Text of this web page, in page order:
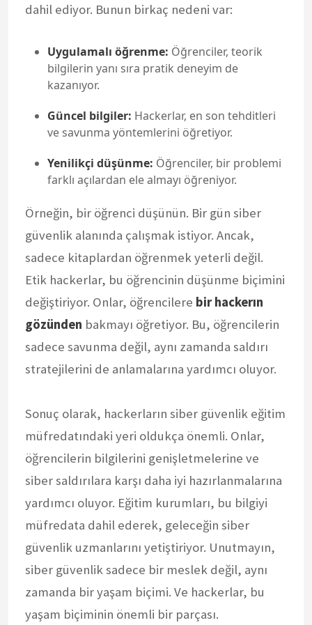
dahil ediyor. Bunun birkaç nedeni var:
Uygulamalı öğrenme: Öğrenciler, teorik
bilgilerin yanı sıra pratik deneyim de
kazanıyor.
Güncel bilgiler: Hackerlar, en son tehditleri
ve savunma yöntemlerini öğretiyor.
Yenilikçi düşünme: Öğrenciler, bir problemi
farklı açılardan ele almayı öğreniyor.
Örneğin, bir öğrenci düşünün. Bir gün siber
güvenlik alanında çalışmak istiyor. Ancak,
sadece kitaplardan öğrenmek yeterli değil.
Etik hackerlar, bu öğrencinin düşünme biçimini
değiştiriyor. Onlar, öğrencilere bir hackerın
gözünden bakmayı öğretiyor. Bu, öğrencilerin
sadece savunma değil, aynı zamanda saldırı
stratejilerini de anlamalarına yardımcı oluyor.
Sonuç olarak, hackerların siber güvenlik eğitim
müfredatındaki yeri oldukça önemli. Onlar,
öğrencilerin bilgilerini genişletmelerine ve
siber saldırılara karşı daha iyi hazırlanmalarına
yardımcı oluyor. Eğitim kurumları, bu bilgiyi
müfredata dahil ederek, geleceğin siber
güvenlik uzmanlarını yetiştiriyor. Unutmayın,
siber güvenlik sadece bir meslek değil, aynı
zamanda bir yaşam biçimi. Ve hackerlar, bu
yaşam biçiminin önemli bir parçası.